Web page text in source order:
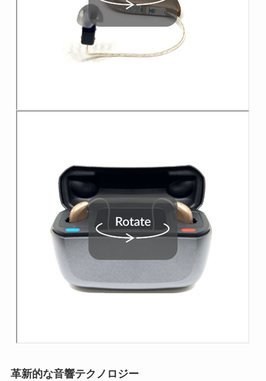
革新的な音響テクノロジー